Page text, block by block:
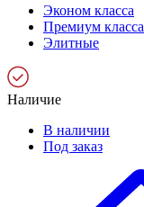
Эконом класса
Премиум класса
Элитные
Наличие
В наличии
Под заказ